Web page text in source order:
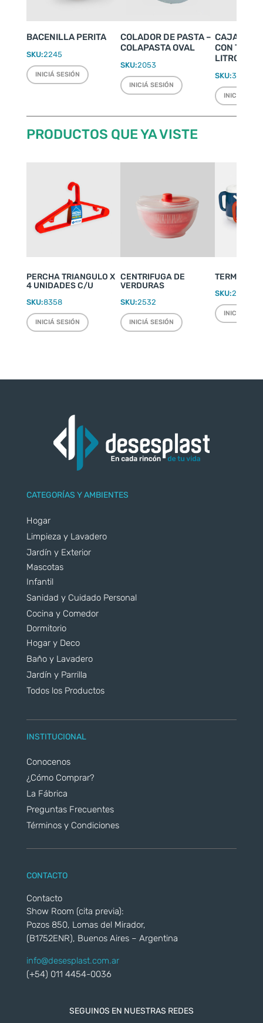
BACENILLA PERITA
SKU:2245
INICIÁ SESIÓN
COLADOR DE PASTA –
COLAPASTA OVAL
SKU:2053
INICIÁ SESIÓN
CAJA
CON
LITROS
SKU:3380
INICIÁ
PRODUCTOS QUE YA VISTE
PERCHA TRIANGULO X
4 UNIDADES C/U
SKU:8358
INICIÁ SESIÓN
CENTRIFUGA DE
VERDURAS
SKU:2532
INICIÁ SESIÓN
TERMO
SKU:2220
INICIÁ
CATEGORÍAS Y AMBIENTES
Hogar
Limpieza y Lavadero
Jardín y Exterior
Mascotas
Infantil
Sanidad y Cuidado Personal
Cocina y Comedor
Dormitorio
Hogar y Deco
Baño y Lavadero
Jardín y Parrilla
Todos los Productos
INSTITUCIONAL
Conocenos
¿Cómo Comprar?
La Fábrica
Preguntas Frecuentes
Términos y Condiciones
CONTACTO
Contacto
Show Room (cita previa):
Pozos 850, Lomas del Mirador,
(B1752ENR), Buenos Aires – Argentina
info@desesplast.com.ar
(+54) 011 4454-0036
SEGUINOS EN NUESTRAS REDES